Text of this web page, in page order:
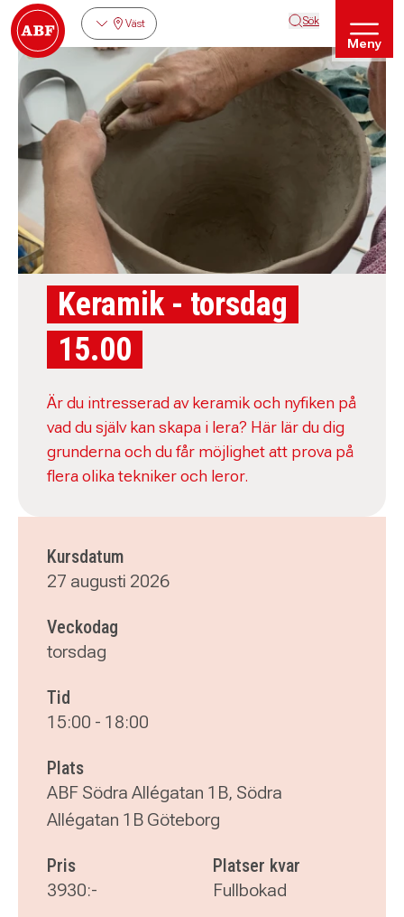
Väst Sök
Meny
Keramik - torsdag
15.00
Är du intresserad av keramik och nyfiken på
vad du själv kan skapa i lera? Här lär du dig
grunderna och du får möjlighet att prova på
flera olika tekniker och leror.
Kursdatum
27 augusti 2026
Veckodag
torsdag
Tid
15:00 - 18:00
Plats
ABF Södra Allégatan 1B, Södra
Allégatan 1B Göteborg
Pris
3930:-
Platser kvar
Fullbokad